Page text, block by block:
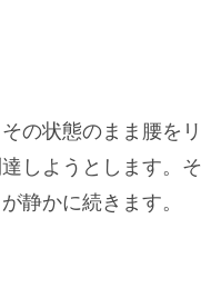
の状態のまま腰を
しようとします。
静かに続きます。